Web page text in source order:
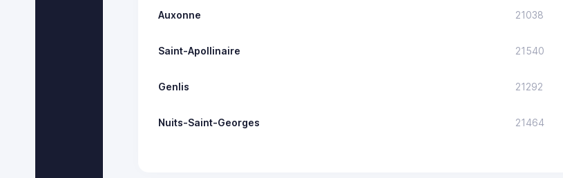
Auxonne 21038
Saint-Apollinaire 21540
Genlis 21292
Nuits-Saint-Georges 21464